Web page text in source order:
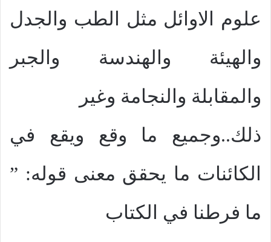
علوم الاوائل مثل الطب والجدل
والهيئة والهندسة والجبر
والمقابلة والنجامة وغير
ذلك..وجميع ما وقع ويقع في
الكائنات ما يحقق معنى قوله: ”
ما فرطنا في الكتاب